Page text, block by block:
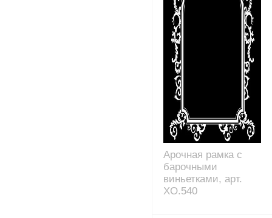
Арочная рамка с
барочными
виньетками, арт.
XO.540